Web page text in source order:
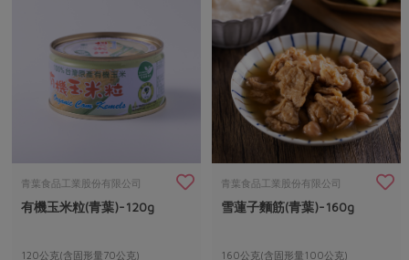
青葉食品工業股份有限公司
有機玉米粒(青葉)-120g
120公克(含固形量70公克)
青葉食品工業股份有限公司
雪蓮子麵筋(青葉)-160g
160公克(含固形量100公克)